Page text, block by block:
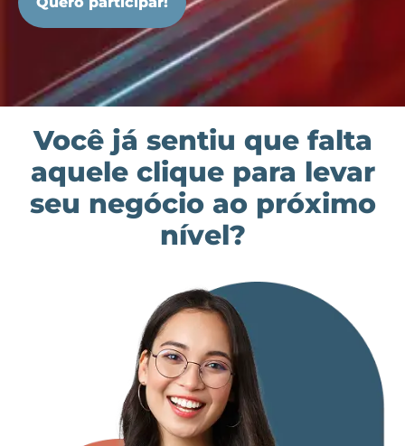
Você já sentiu que falta
aquele clique para levar
seu negócio ao próximo
nível?